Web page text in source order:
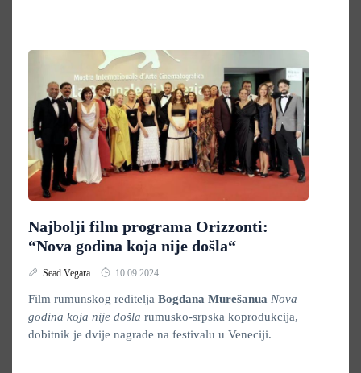
Najbolji film programa Orizzonti:
“Nova godina koja nije došla“
Sead Vegara 10.09.2024.
Film rumunskog reditelja Bogdana Murešanua Nova
godina koja nije došla rumusko-srpska koprodukcija,
dobitnik je dvije nagrade na festivalu u Veneciji.